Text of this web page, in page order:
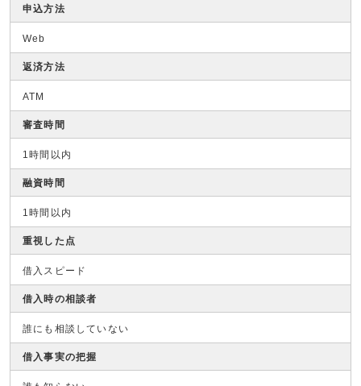
申込方法
Web
返済方法
ATM
審査時間
1時間以内
融資時間
1時間以内
重視した点
借入スピード
借入時の相談者
誰にも相談していない
借入事実の把握